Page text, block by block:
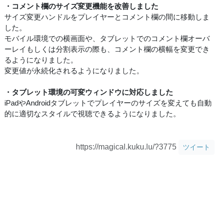
・コメント欄のサイズ変更機能を改善しました
サイズ変更ハンドルをプレイヤーとコメント欄の間に移動しま
した。
モバイル環境での横画面や、タブレットでのコメント欄オーバ
ーレイもしくは分割表示の際も、コメント欄の横幅を変更でき
るようになりました。
変更値が永続化されるようになりました。
・タブレット環境の可変ウィンドウに対応しました
iPadやAndroidタブレットでプレイヤーのサイズを変えても自動
的に適切なスタイルで視聴できるようになりました。
https://magical.kuku.lu/?3775 ツイート